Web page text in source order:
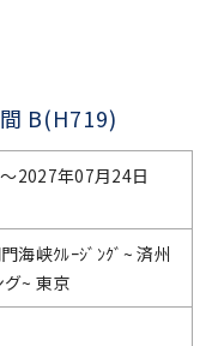
B(H719)
2027年07月24日
海峡ｸﾙｰｼﾞﾝｸﾞ~ 済州
~ 東京